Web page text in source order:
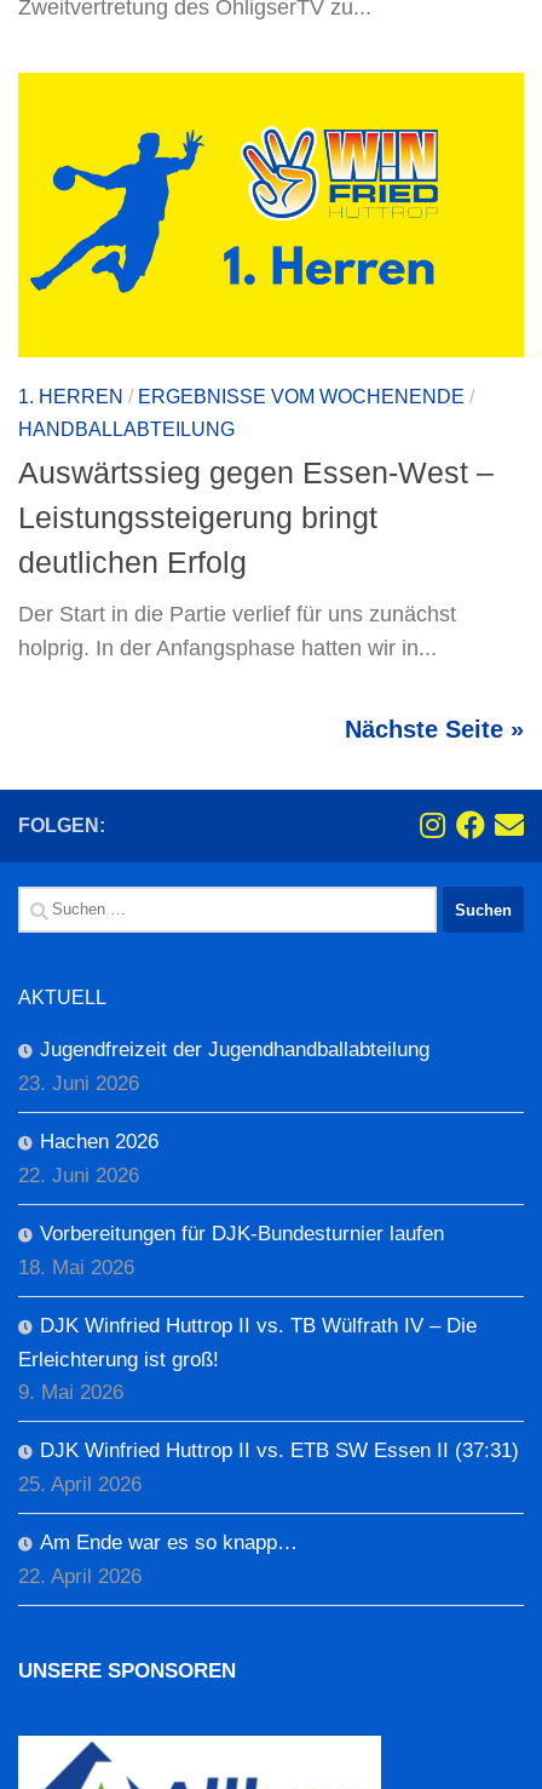
Zweitvertretung des OhligserTV zu...
1. HERREN / ERGEBNISSE VOM WOCHENENDE /
HANDBALLABTEILUNG
Auswärtssieg gegen Essen-West –
Leistungssteigerung bringt
deutlichen Erfolg
Der Start in die Partie verlief für uns zunächst
holprig. In der Anfangsphase hatten wir in...
Nächste Seite »
FOLGEN:
Suchen
nach:
AKTUELL
Jugendfreizeit der Jugendhandballabteilung
23. Juni 2026
Hachen 2026
22. Juni 2026
Vorbereitungen für DJK-Bundesturnier laufen
18. Mai 2026
DJK Winfried Huttrop II vs. TB Wülfrath IV – Die
Erleichterung ist groß!
9. Mai 2026
DJK Winfried Huttrop II vs. ETB SW Essen II (37:31)
25. April 2026
Am Ende war es so knapp…
22. April 2026
UNSERE SPONSOREN